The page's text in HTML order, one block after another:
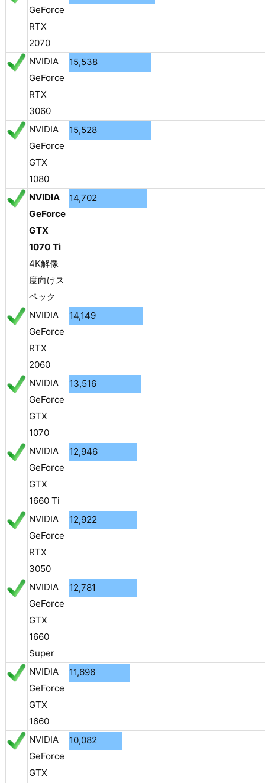
GeForce
RTX
2070
NVIDIA
GeForce
RTX
3060
15,538
NVIDIA
GeForce
GTX
1080
15,528
NVIDIA
GeForce
GTX
1070 Ti
4K解像
度向けス
ペック
14,702
NVIDIA
GeForce
RTX
2060
14,149
NVIDIA
GeForce
GTX
1070
13,516
NVIDIA
GeForce
GTX
1660 Ti
12,946
NVIDIA
GeForce
RTX
3050
12,922
NVIDIA
GeForce
GTX
1660
Super
12,781
NVIDIA
GeForce
GTX
1660
11,696
NVIDIA
GeForce
GTX
10,082